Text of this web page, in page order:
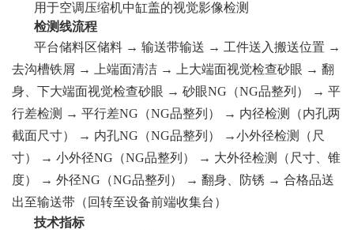
用于空调压缩机中缸盖的视觉影像检测
检测线流程
平台储料区储料 → 输送带输送 → 工件送入搬送位置 →
去沟槽铁屑 → 上端面清洁 → 上大端面视觉检查砂眼 → 翻
身、下大端面视觉检查砂眼 → 砂眼NG（NG品整列） → 平
行差检测 → 平行差NG（NG品整列） → 内径检测（内孔两
截面尺寸） → 内孔NG（NG品整列） →小外径检测（尺
寸） → 小外径NG（NG品整列） → 大外径检测（尺寸、锥
度） → 外径NG（NG品整列） → 翻身、防锈 → 合格品送
出至输送带（回转至设备前端收集台）
技术指标